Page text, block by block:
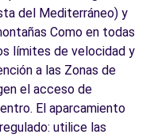
del Mediterráneo) y
Como en todas
límites de velocidad y
a las Zonas de
el acceso de
El aparcamiento
utilice las